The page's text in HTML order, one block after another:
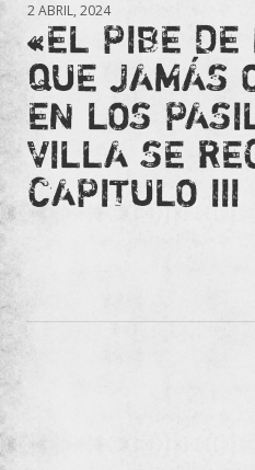
2 ABRIL, 2024
«EL PIBE DE
QUE JAMÁS
EN LOS
VILLA SE
CAPITULO III